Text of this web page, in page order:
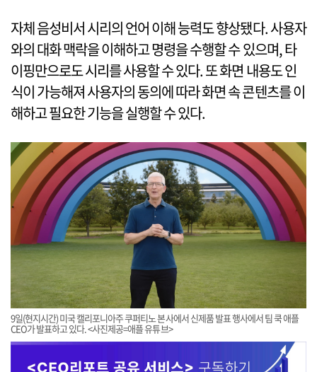
자체 음성비서 시리의 언어 이해 능력도 향상됐다. 사용자
와의 대화 맥락을 이해하고 명령을 수행할 수 있으며, 타
이핑만으로도 시리를 사용할 수 있다. 또 화면 내용도 인
식이 가능해져 사용자의 동의에 따라 화면 속 콘텐츠를 이
해하고 필요한 기능을 실행할 수 있다.
9일(현지시간) 미국 캘리포니아주 쿠퍼티노 본사에서 신제품 발표 행사에서 팀 쿡 애플
CEO가 발표하고 있다. <사진제공=애플 유튜브>